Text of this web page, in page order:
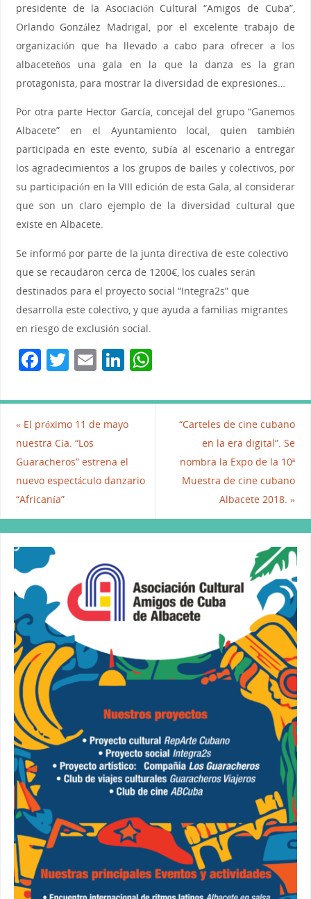
presidente de la Asociación Cultural “Amigos de Cuba”,
Orlando González Madrigal, por el excelente trabajo de
organización que ha llevado a cabo para ofrecer a los
albaceteños una gala en la que la danza es la gran
protagonista, para mostrar la diversidad de expresiones…
Por otra parte Hector García, concejal del grupo “Ganemos
Albacete” en el Ayuntamiento local, quien también
participada en este evento, subía al escenario a entregar
los agradecimientos a los grupos de bailes y colectivos, por
su participación en la VIII edición de esta Gala, al considerar
que son un claro ejemplo de la diversidad cultural que
existe en Albacete.
Se informó por parte de la junta directiva de este colectivo
que se recaudaron cerca de 1200€, los cuales serán
destinados para el proyecto social “Integra2s” que
desarrolla este colectivo, y que ayuda a familias migrantes
en riesgo de exclusión social.
F
a
c
e
b
o
o
k
T
w
itt
er
E
m
ai
l
Li
n
k
e
n
W
at
«El próximo 11 de mayo
nuestra Cía. “Los
Guaracheros” estrena el
nuevo espectáculo danzario
“Africanía”
“Carteles de cine cubano
en la era digital”. Se
nombra la Expo de la 10ª
Muestra de cine cubano
Albacete 2018.»